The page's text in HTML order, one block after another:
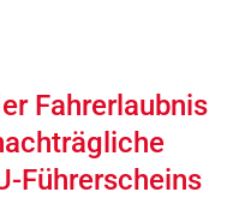
Fahrerlaubnis
Führerscheins